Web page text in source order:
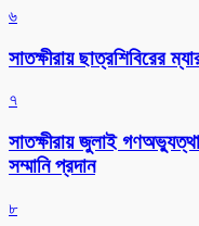
৬
সাতক্ষীরায় ছাত্রশিবিরের
৭
সাতক্ষীরায় জুলাই
সম্মানি প্রদান
৮